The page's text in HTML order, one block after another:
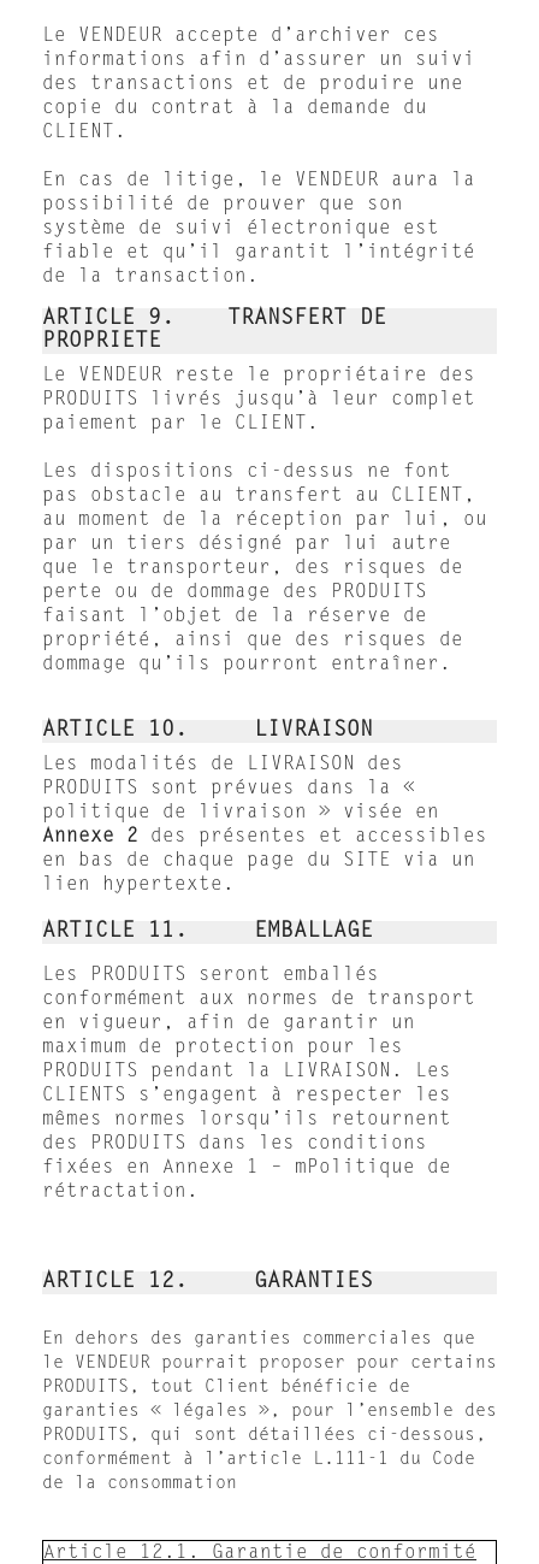
Le VENDEUR accepte d’archiver ces
informations afin d’assurer un suivi
des transactions et de produire une
copie du contrat à la demande du
CLIENT.
En cas de litige, le VENDEUR aura la
possibilité de prouver que son
système de suivi électronique est
fiable et qu’il garantit l’intégrité
de la transaction.
ARTICLE 9. TRANSFERT DE
PROPRIETE
Le VENDEUR reste le propriétaire des
PRODUITS livrés jusqu’à leur complet
paiement par le CLIENT.
Les dispositions ci-dessus ne font
pas obstacle au transfert au CLIENT,
au moment de la réception par lui, ou
par un tiers désigné par lui autre
que le transporteur, des risques de
perte ou de dommage des PRODUITS
faisant l’objet de la réserve de
propriété, ainsi que des risques de
dommage qu’ils pourront entraîner.
ARTICLE 10. LIVRAISON
Les modalités de LIVRAISON des
PRODUITS sont prévues dans la «
politique de livraison » visée en
Annexe 2 des présentes et accessibles
en bas de chaque page du SITE via un
lien hypertexte.
ARTICLE 11. EMBALLAGE
Les PRODUITS seront emballés
conformément aux normes de transport
en vigueur, afin de garantir un
maximum de protection pour les
PRODUITS pendant la LIVRAISON. Les
CLIENTS s’engagent à respecter les
mêmes normes lorsqu’ils retournent
des PRODUITS dans les conditions
fixées en Annexe 1 – mPolitique de
rétractation.
ARTICLE 12. GARANTIES
En dehors des garanties commerciales que
le VENDEUR pourrait proposer pour certains
PRODUITS, tout Client bénéficie de
garanties « légales », pour l’ensemble des
PRODUITS, qui sont détaillées ci-dessous,
conformément à l’article L.111-1 du Code
de la consommation
Article 12.1. Garantie de conformité